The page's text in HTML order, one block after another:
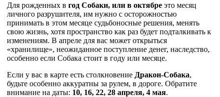
Для рожденных в год Собаки, или в октябре это месяц
личного разрушителя, им нужно с осторожностью
принимать в этом месяце судьбоносные решения, менять
свою жизнь, хотя пространство как раз будет подталкивать к
изменениям. В апреле для вас может открыться
«хранилище», неожиданное поступление денег, наследство,
особенно если Собака стоит в году или месяце.
Если у вас в карте есть столкновение Дракон-Собака,
будьте особенно аккуратны за рулем, в дороге. Обратите
внимание на даты: 10, 16, 22, 28 апреля, 4 мая.